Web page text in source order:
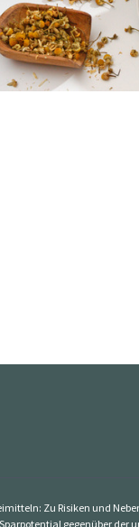
Zu Risiken und
gegenüber der